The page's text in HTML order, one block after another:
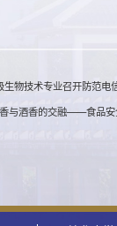
生物技术专业召开防范电
与酒香的交融——食品安